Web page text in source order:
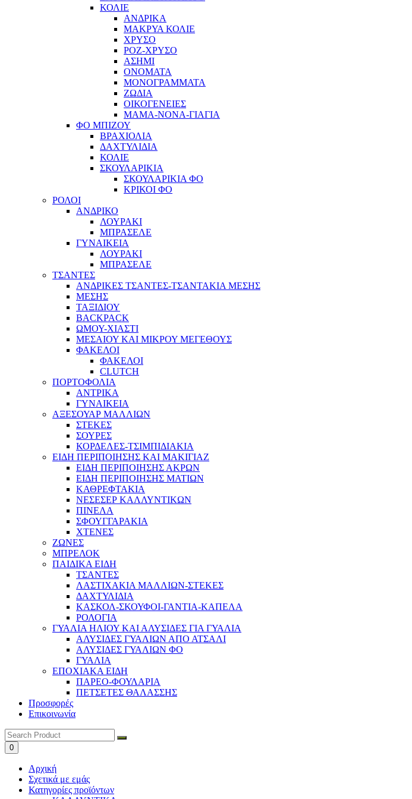
ΚΟΛΙΕ
ΑΝΔΡΙΚΑ
ΜΑΚΡΥΑ ΚΟΛΙΕ
ΧΡΥΣΟ
ΡΟΖ-ΧΡΥΣΟ
ΑΣΗΜΙ
ΟΝΟΜΑΤΑ
ΜΟΝΟΓΡΑΜΜΑΤΑ
ΖΩΔΙΑ
ΟΙΚΟΓΕΝΕΙΕΣ
ΜΑΜΑ-ΝΟΝΑ-ΓΙΑΓΙΑ
ΦΟ ΜΠΙΖΟΥ
ΒΡΑΧΙΟΛΙΑ
ΔΑΧΤΥΛΙΔΙΑ
ΚΟΛΙΕ
ΣΚΟΥΛΑΡΙΚΙΑ
ΣΚΟΥΛΑΡΙΚΙΑ ΦΟ
ΚΡΙΚΟΙ ΦΟ
ΡΟΛΟΙ
ΑΝΔΡΙΚΟ
ΛΟΥΡΑΚΙ
ΜΠΡΑΣΕΛΕ
ΓΥΝΑΙΚΕΙΑ
ΛΟΥΡΑΚΙ
ΜΠΡΑΣΕΛΕ
ΤΣΑΝΤΕΣ
ΑΝΔΡΙΚΕΣ ΤΣΑΝΤΕΣ-ΤΣΑΝΤΑΚΙΑ ΜΕΣΗΣ
ΜΕΣΗΣ
ΤΑΞΙΔΙΟΥ
BACKPACK
ΩΜΟΥ-ΧΙΑΣΤΙ
ΜΕΣΑΙΟΥ ΚΑΙ ΜΙΚΡΟΥ ΜΕΓΕΘΟΥΣ
ΦΑΚΕΛΟΙ
ΦΑΚΕΛΟΙ
CLUTCH
ΠΟΡΤΟΦΟΛΙΑ
ΑΝΤΡΙΚΑ
ΓΥΝΑΙΚΕΙΑ
ΑΞΕΣΟΥΑΡ ΜΑΛΛΙΩΝ
ΣΤΕΚΕΣ
ΣΟΥΡΕΣ
ΚΟΡΔΕΛΕΣ-ΤΣΙΜΠΙΔΙΑΚΙΑ
ΕΙΔΗ ΠΕΡΙΠΟΙΗΣΗΣ ΚΑΙ ΜΑΚΙΓΙΑΖ
ΕΙΔΗ ΠΕΡΙΠΟΙΗΣΗΣ ΑΚΡΩΝ
ΕΙΔΗ ΠΕΡΙΠΟΙΗΣΗΣ ΜΑΤΙΩΝ
ΚΑΘΡΕΦΤΑΚΙΑ
ΝΕΣΕΣΕΡ ΚΑΛΛΥΝΤΙΚΩΝ
ΠΙΝΕΛΑ
ΣΦΟΥΓΓΑΡΑΚΙΑ
ΧΤΕΝΕΣ
ΖΩΝΕΣ
ΜΠΡΕΛΟΚ
ΠΑΙΔΙΚΑ ΕΙΔΗ
ΤΣΑΝΤΕΣ
ΛΑΣΤΙΧΑΚΙΑ ΜΑΛΛΙΩΝ-ΣΤΕΚΕΣ
ΔΑΧΤΥΛΙΔΙΑ
ΚΑΣΚΟΛ-ΣΚΟΥΦΟΙ-ΓΑΝΤΙΑ-ΚΑΠΕΛΑ
ΡΟΛΟΓΙΑ
ΓΥΑΛΙΑ ΗΛΙΟΥ ΚΑΙ ΑΛΥΣΙΔΕΣ ΓΙΑ ΓΥΑΛΙΑ
ΑΛΥΣΙΔΕΣ ΓΥΑΛΙΩΝ ΑΠΟ ΑΤΣΑΛΙ
ΑΛΥΣΙΔΕΣ ΓΥΑΛΙΩΝ ΦΟ
ΓΥΑΛΙΑ
ΕΠΟΧΙΑΚΑ ΕΙΔΗ
ΠΑΡΕΟ-ΦΟΥΛΑΡΙΑ
ΠΕΤΣΕΤΕΣ ΘΑΛΑΣΣΗΣ
Προσφορές
Επικοινωνία
0
Αρχική
Σχετικά με εμάς
Κατηγορίες προϊόντων